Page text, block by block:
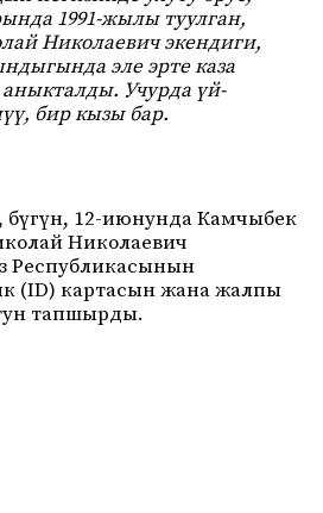
1991-жылы туулган,
Николаевич экендиги,
эле эрте каза
аныкталды. Учурда үй-
бир кызы бар.
бүгүн, 12-июнунда Камчыбек
Николаевич
Республикасынын
(ID) картасын жана жалпы
тапшырды.